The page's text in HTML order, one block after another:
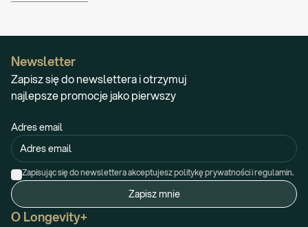
O Longevity+
Newsletter
Zapisz się do newslettera i otrzymuj
najlepsze promocje jako pierwszy
Adres email
Zapisując się do newslettera akceptujesz politykę prywatności i regulamin.
Zapisz mnie